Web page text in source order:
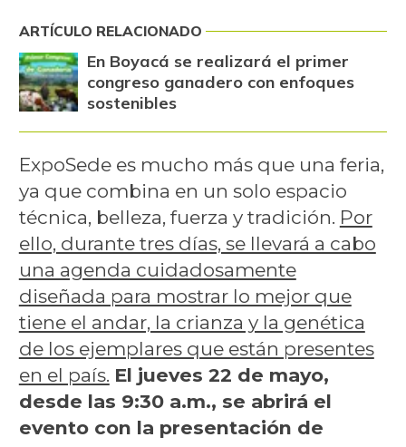
ARTÍCULO RELACIONADO
En Boyacá se realizará el primer
congreso ganadero con enfoques
sostenibles
ExpoSede es mucho más que una feria,
ya que combina en un solo espacio
técnica, belleza, fuerza y tradición. Por
ello, durante tres días, se llevará a cabo
una agenda cuidadosamente
diseñada para mostrar lo mejor que
tiene el andar, la crianza y la genética
de los ejemplares que están presentes
en el país. El jueves 22 de mayo,
desde las 9:30 a.m., se abrirá el
evento con la presentación de